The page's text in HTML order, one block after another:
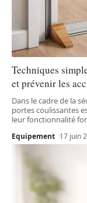
Techniques
et prévenir les
Dans le cadre de la
portes coulissantes
leur fonctionnalité
Equipement 17 juin